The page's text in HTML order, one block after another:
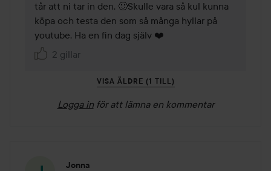
tår att ni tar in den. 🙂Skulle vara så kul kunna
köpa och testa den som så många hyllar på
youtube. Ha en fin dag själv ❤️
2 gillar
VISA ÄLDRE (1 TILL)
Logga in för att lämna en kommentar
Jonna